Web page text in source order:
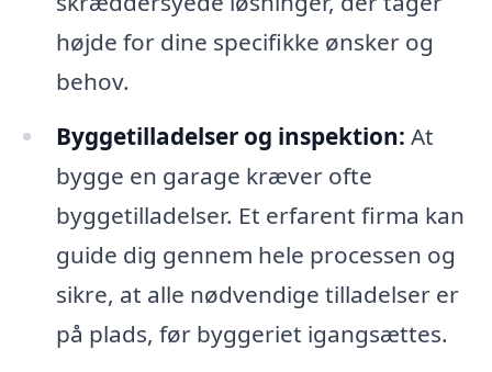
højde for dine specifikke ønsker og
behov.
Byggetilladelser og inspektion: At
bygge en garage kræver ofte
byggetilladelser. Et erfarent firma kan
guide dig gennem hele processen og
sikre, at alle nødvendige tilladelser er
på plads, før byggeriet igangsættes.